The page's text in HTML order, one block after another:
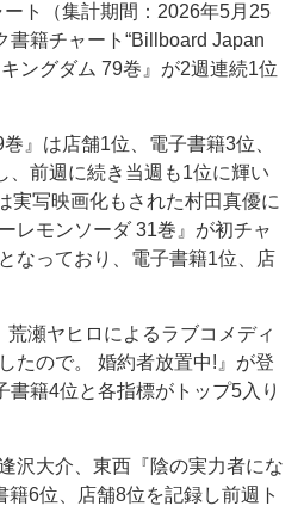
ト（集計期間：2026年5月25
書籍チャート“Billboard Japan
ングダム 79巻』が2週連続1位
』は店舗1位、電子書籍3位、
、前週に続き当週も1位に輝い
実写映画化もされた村田真優に
レモンソーダ 31巻』が初チャ
なっており、電子書籍1位、店
瀬ヤヒロによるラブコメディ
たので。 婚約者放置中!』が登
籍4位と各指標がトップ5入り
沢大介、東西『陰の実力者にな
籍6位、店舗8位を記録し前週ト